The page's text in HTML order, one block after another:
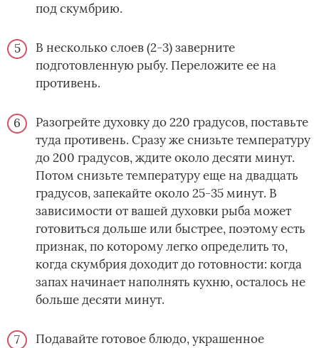
под скумбрию.
В несколько слоев (2-3) заверните
подготовленную рыбу. Переложите ее на
противень.
Разогрейте духовку до 220 градусов, поставьте
туда противень. Сразу же снизьте температуру
до 200 градусов, ждите около десяти минут.
Потом снизьте температуру еще на двадцать
градусов, запекайте около 25-35 минут. В
зависимости от вашей духовки рыба может
готовиться дольше или быстрее, поэтому есть
признак, по которому легко определить то,
когда скумбрия доходит до готовности: когда
запах начинает наполнять кухню, осталось не
больше десяти минут.
Подавайте готовое блюдо, украшенное